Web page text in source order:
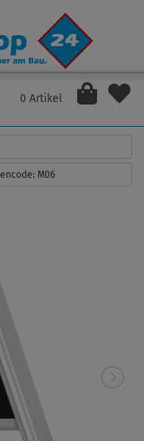
0 Artikel
M06